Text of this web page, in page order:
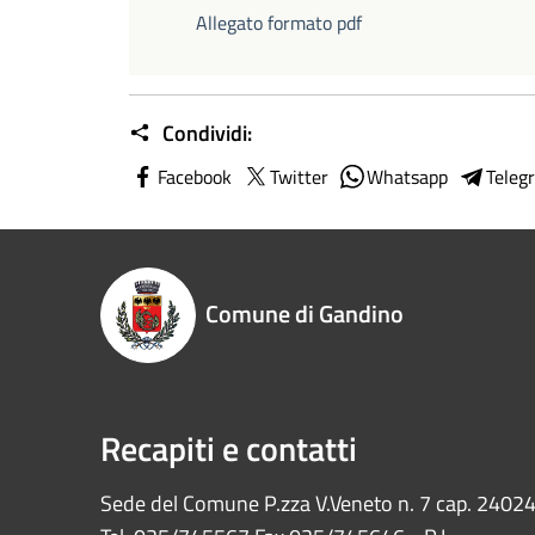
Allegato formato pdf
Condividi:
Facebook Twitter Whatsapp
Comune di Gandino
Recapiti e contatti
Sede del Comune P.zza V.Veneto n. 7 cap. 24024